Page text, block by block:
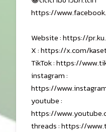
https://
Website : https://
X : https://x.com/
TikTok : https://
instagram :
https://
youtube :
https://
threads : https://